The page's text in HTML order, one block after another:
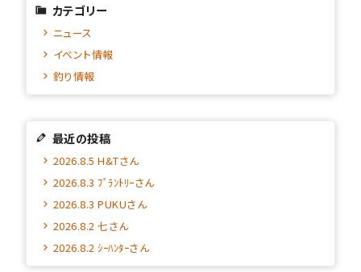
カテゴリー
ニュース
イベント情報
釣り情報
最近の投稿
2026.8.5 H&Tさん
2026.8.3 ﾌﾟﾗﾝﾄﾘｰさん
2026.8.3 PUKUさん
2026.8.2 七さん
2026.8.2 ｼｰﾊﾝﾀｰさん